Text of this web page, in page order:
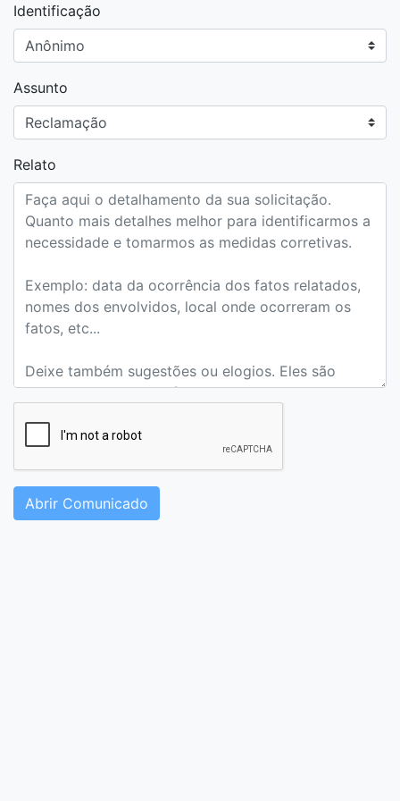
Identificação
Assunto
Relato
Abrir Comunicado